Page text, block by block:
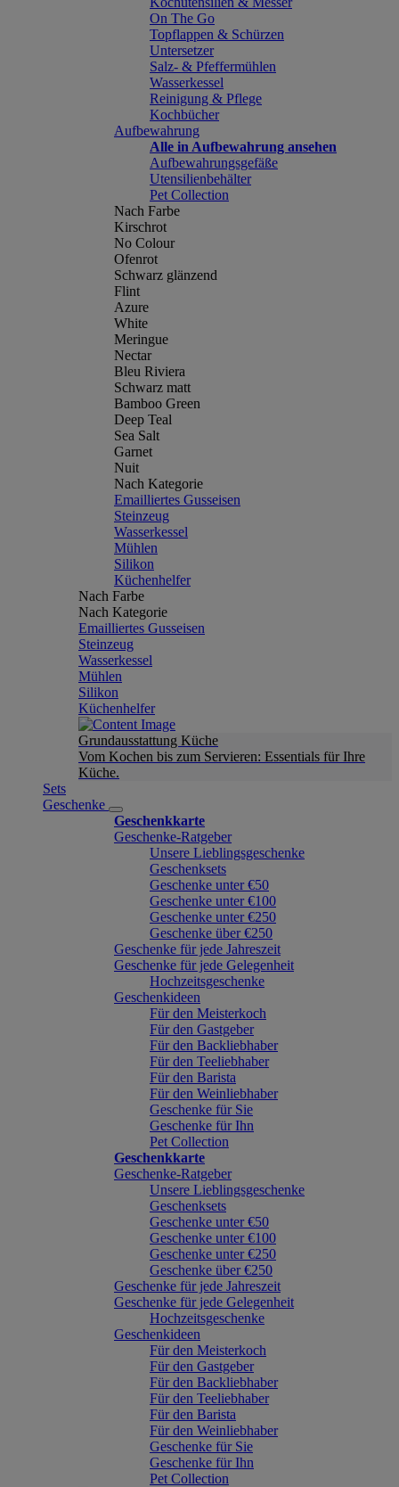
On The Go
Topflappen & Schürzen
Untersetzer
Salz- & Pfeffermühlen
Wasserkessel
Reinigung & Pflege
Kochbücher
Aufbewahrung
Alle in Aufbewahrung ansehen
Aufbewahrungsgefäße
Utensilienbehälter
Pet Collection
Nach Farbe
Kirschrot
No Colour
Ofenrot
Schwarz glänzend
Flint
Azure
White
Meringue
Nectar
Bleu Riviera
Schwarz matt
Bamboo Green
Deep Teal
Sea Salt
Garnet
Nuit
Nach Kategorie
Emailliertes Gusseisen
Steinzeug
Wasserkessel
Mühlen
Silikon
Küchenhelfer
Nach Farbe
Nach Kategorie
Emailliertes Gusseisen
Steinzeug
Wasserkessel
Mühlen
Silikon
Küchenhelfer
Grundausstattung Küche
Vom Kochen bis zum Servieren: Essentials für Ihre
Küche.
Sets
Geschenke
Geschenkkarte
Geschenke-Ratgeber
Unsere Lieblingsgeschenke
Geschenksets
Geschenke unter €50
Geschenke unter €100
Geschenke unter €250
Geschenke über €250
Geschenke für jede Jahreszeit
Geschenke für jede Gelegenheit
Hochzeitsgeschenke
Geschenkideen
Für den Meisterkoch
Für den Gastgeber
Für den Backliebhaber
Für den Teeliebhaber
Für den Barista
Für den Weinliebhaber
Geschenke für Sie
Geschenke für Ihn
Pet Collection
Geschenkkarte
Geschenke-Ratgeber
Unsere Lieblingsgeschenke
Geschenksets
Geschenke unter €50
Geschenke unter €100
Geschenke unter €250
Geschenke über €250
Geschenke für jede Jahreszeit
Geschenke für jede Gelegenheit
Hochzeitsgeschenke
Geschenkideen
Für den Meisterkoch
Für den Gastgeber
Für den Backliebhaber
Für den Teeliebhaber
Für den Barista
Für den Weinliebhaber
Geschenke für Sie
Geschenke für Ihn
Pet Collection